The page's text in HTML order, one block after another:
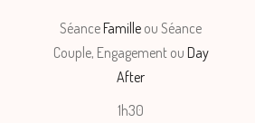
SéanceFamille ou Séance
Couple, Engagement ou Day
After
1h30